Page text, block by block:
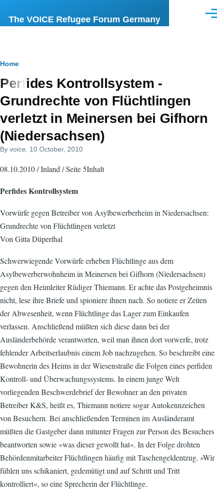
The VOICE Refugee Forum Germany
Breadcrumb
Home
Perfides Kontrollsystem -
Grundrechte von Flüchtlingen
verletzt in Meinersen bei Gifhorn
(Niedersachsen)
By voice , 10 October, 2010
08.10.2010 / Inland / Seite 5Inhalt
Perfides Kontrollsystem
Vorwürfe gegen Betreiber von Asylbewerberheim in Niedersachsen:
Grundrechte von Flüchtlingen verletzt
Von Gitta Düperthal
Schwerwiegende Vorwürfe erheben Flüchtlinge aus dem
Asylbewerberwohnheim in Meinersen bei Gifhorn (Niedersachsen)
gegen den Heimleiter Rüdiger Thiemann. Er achte das Postgeheimnis
nicht, lese ihre Briefe und spioniere ihnen nach. So notiere er Zeiten
der Abwesenheit, wenn Flüchtlinge das Lager zum Einkaufen
verlassen. Anschließend müßten sich diese dann bei der
Ausländerbehörde verantworten, weil man ihnen dort vorwerfe, trotz
fehlender Arbeitserlaubnis einem Job nachzugehen. So beschreibt eine
Bewohnerin des Heims in der Wiesenstraße die Folgen eines perfiden
Kontroll- und Überwachungssystems. In einem junge Welt
vorliegenden Beschwerdebrief der Bewohner an den privaten
Betreiber K&S, heißt es, Thiemann notiere sogar Autokennzeichen
von Besuchern. Bei anschließenden Terminen im Ausländeramt
müßten die Gastgeber dann mitunter Fragen zur Person des Besuchers
beantworten sowie »was dieser gewollt hat«. In der Folge drohten
Behördenmitarbeiter Flüchtlingen häufig mit Taschengeldentzug. »Wir
fühlen uns schikaniert, gedemütigt und auf Schritt und Tritt
kontrolliert«, so eine Sprecherin der Flüchtlinge.